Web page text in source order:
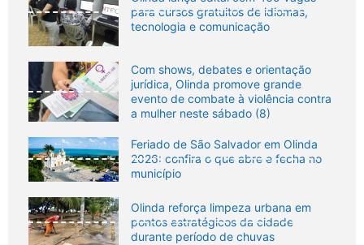
para cursos gratuitos de idiomas,
tecnologia e comunicação
Com shows, debates e orientação
jurídica, Olinda promove grande
evento de combate à violência contra
a mulher neste sábado (8)
Feriado de São Salvador em Olinda
2026: confira o que abre e fecha no
município
Olinda reforça limpeza urbana em
pontos estratégicos da cidade
durante período de chuvas